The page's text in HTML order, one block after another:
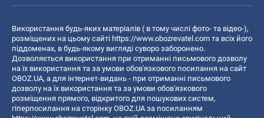
Використання будь-яких матеріалів ( в тому числі фото- та відео-),
розміщених на цьому сайті https://www.obozrevatel.com та всіх його
піддоменах, в будь-якому вигляді суворо заборонено.
Дозволяється використання при отриманні письмового дозволу
на їх використання та за умови обов'язкового посилання на сайт
OBOZ.UA, а для інтернет-видань - при отриманні письмового
дозволу на їх використання та за умови обов'язкового
розміщення прямого, відкритого для пошукових систем,
гіперпосилання на сторінку OBOZ.UA за посиланням